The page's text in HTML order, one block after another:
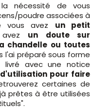
nécessité de vous
poudre associées à
vous avez un petit
un doute sur
chandelle ou toutes
l'ai préparé sous forme
avec une notice
pour faire
certaines de
prêtes à être utilisées